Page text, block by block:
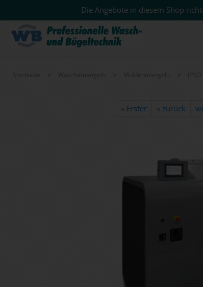
Die Angebote in diesem Shop
« Erster « zurück